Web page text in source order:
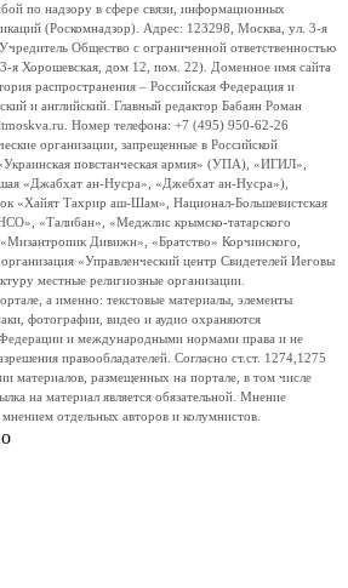
по надзору в сфере связи, информационных
(Роскомнадзор). Адрес: 123298, Москва, ул. 3-я
Общество с ограниченной ответственностью
Хорошевская, дом 12, пом. 22). Доменное имя сайта
распространения – Российская Федерация и
и английский. Главный редактор Бабаян Роман
Номер телефона: +7 (495) 950-62-26
организации, запрещенные в Российской
повстанческая армия» (УПА), «ИГИЛ»,
«Джабхат ан-Нусра», «Джебхат ан-Нусра»),
«Хайят Тахрир аш-Шам», Национал-Большевистская
«Талибан», «Меджлис крымско-татарского
Дивижн», «Братство» Корчинского,
«Управленческий центр Свидетелей Иеговы
местные религиозные организации.
а именно: текстовые материалы, элементы
фотографии, видео и аудио охраняются
Федерации и международными нормами права и не
правообладателей. Согласно ст.ст. 1274,1275
материалов, размещенных на портале, в том числе
на материал является обязательной. Мнение
отдельных авторов и колумнистов.